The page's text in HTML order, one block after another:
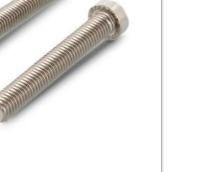
резьбой
резьбой